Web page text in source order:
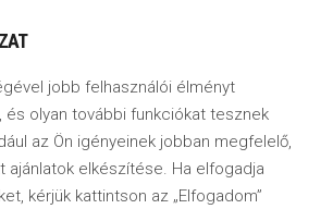
jobb felhasználói élményt
és olyan további funkciókat tesznek
az Ön igényeinek jobban megfelelő,
ajánlatok elkészítése. Ha elfogadja
kérjük kattintson az „Elfogadom”